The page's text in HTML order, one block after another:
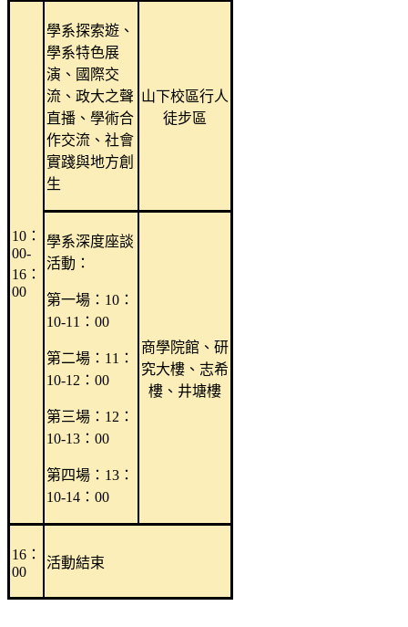
10：
00-
16：
00
學系探索遊、
學系特色展
演、國際交
流、政大之聲
直播、學術合
作交流、社會
實踐與地方創
生
山下校區行人
徒步區
學系深度座談
活動：
第一場：10：
10-11：00
第二場：11：
10-12：00
第三場：12：
10-13：00
第四場：13：
10-14：00
商學院館、研
究大樓、志希
樓、井塘樓
16：
00
活動結束